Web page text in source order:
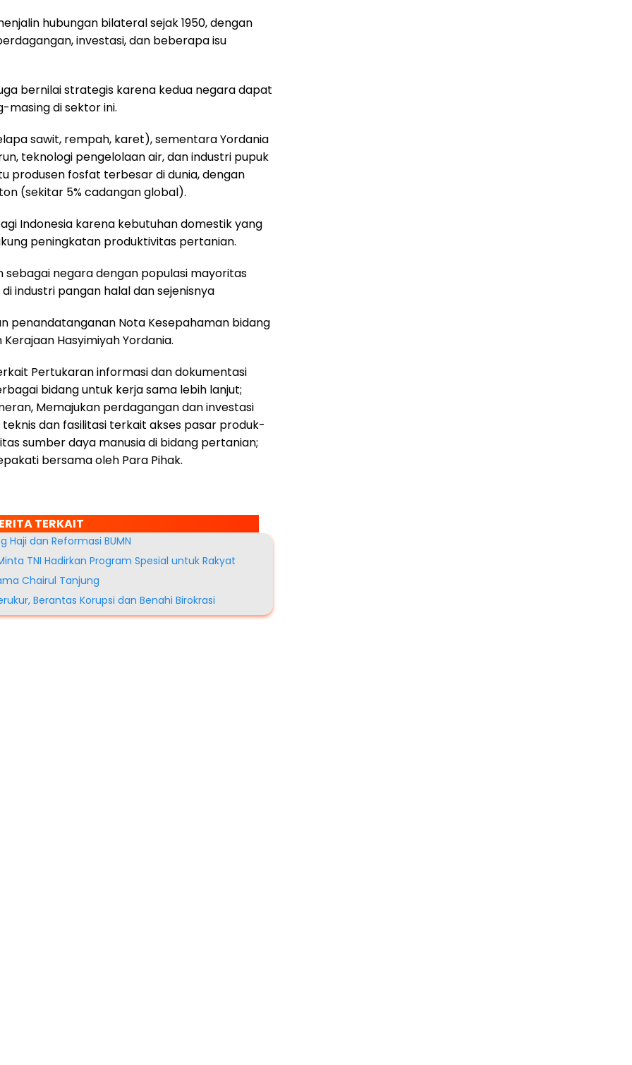
hubungan bilateral sejak 1950, dengan
investasi, dan beberapa isu
bernilai strategis karena kedua negara dapat
masing di sektor ini.
sawit, rempah, karet), sementara Yordania
teknologi pengelolaan air, dan industri pupuk
produsen fosfat terbesar di dunia, dengan
(sekitar 5% cadangan global).
Indonesia karena kebutuhan domestik yang
peningkatan produktivitas pertanian.
sebagai negara dengan populasi mayoritas
industri pangan halal dan sejenisnya
penandatanganan Nota Kesepahaman bidang
Hasyimiyah Yordania.
Pertukaran informasi dan dokumentasi
bidang untuk kerja sama lebih lanjut;
Memajukan perdagangan dan investasi
dan fasilitasi terkait akses pasar produk-
sumber daya manusia di bidang pertanian;
bersama oleh Para Pihak.
TERKAIT
Haji dan Reformasi BUMN
TNI Hadirkan Program Spesial untuk Rakyat
Chairul Tanjung
Berantas Korupsi dan Benahi Birokrasi